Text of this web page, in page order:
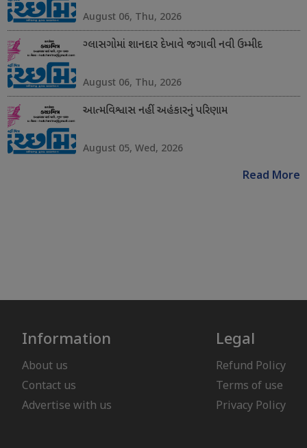
August 06, Thu, 2026
ગ્લાસગોમાં શાનદાર દેખાવે જગાવી નવી ઉમ્મીદ
August 06, Thu, 2026
આત્મવિશ્વાસ નહીં અહંકારનું પરિણામ
August 05, Wed, 2026
Read More
Information
About us
Contact us
Advertise with us
Legal
Refund Policy
Terms of use
Privacy Policy